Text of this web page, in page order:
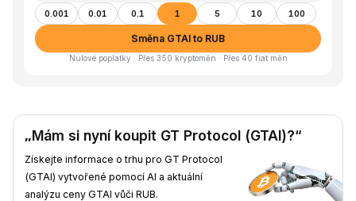
0.001 0.01 0.1 1 5 10 100
Směna GTAI to RUB
Nulové poplatky · Přes 350 kryptoměn · Přes 40 fiat měn
„Mám si nyní koupit GT Protocol (GTAI)?“
Získejte informace o trhu pro GT Protocol
(GTAI) vytvořené pomocí AI a aktuální
analýzu ceny GTAI vůči RUB.